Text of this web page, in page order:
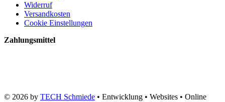
Widerruf
Versandkosten
Cookie Einstellungen
Zahlungsmittel
© 2026 by TECH Schmiede • Entwicklung • Websites • Online